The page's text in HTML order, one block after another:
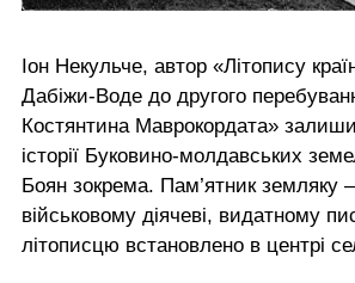
Іон Некульче, автор «Літопису
Дабіжи-Воде до другого
Костянтина Маврокордата»
історії Буковино-молдавських
Боян зокрема. Пам’ятник земляку
військовому діячеві, видатному
літописцю встановлено в центрі